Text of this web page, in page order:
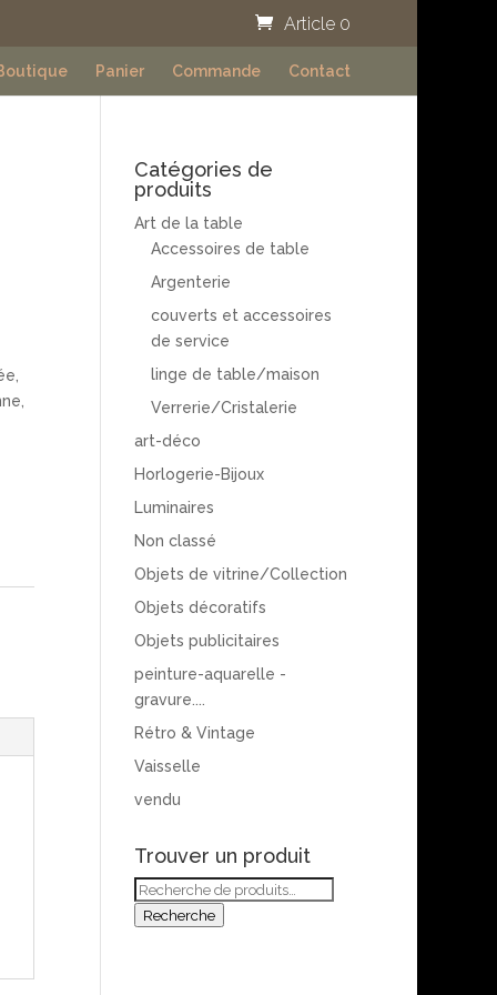
Article 0
Panier Commande Contact
Catégories de
produits
Art de la table
Accessoires de table
Argenterie
couverts et accessoires
de service
linge de table/maison
Verrerie/Cristalerie
art-déco
Horlogerie-Bijoux
Luminaires
Non classé
Objets de vitrine/Collection
Objets décoratifs
Objets publicitaires
peinture-aquarelle -
gravure....
Rétro & Vintage
Vaisselle
vendu
Trouver un produit
Recherche
pour :
Recherche